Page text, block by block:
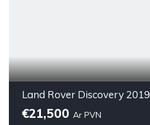
Land Rover Discovery 2019
€21,500 Ar PVN